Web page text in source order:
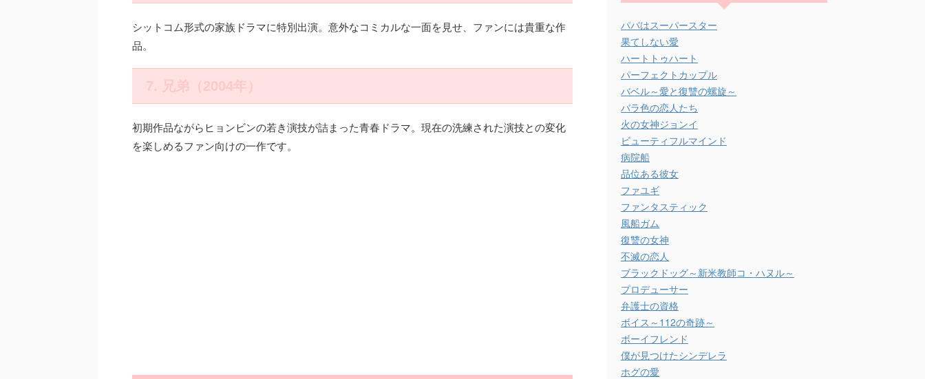
シットコム形式の家族ドラマに特別出演。意外なコミカルな一面を見せ、ファンには貴重な作
品。
7. 兄弟（2004年）
初期作品ながらヒョンビンの若き演技が詰まった青春ドラマ。現在の洗練された演技との変化
を楽しめるファン向けの一作です。
パパはスーパースター
果てしない愛
ハートトゥハート
パーフェクトカップル
バベル～愛と復讐の螺旋～
バラ色の恋人たち
火の女神ジョンイ
ビューティフルマインド
病院船
品位ある彼女
ファユギ
ファンタスティック
風船ガム
復讐の女神
不滅の恋人
ブラックドッグ～新米教師コ・ハヌル～
プロデューサー
弁護士の資格
ボイス～112の奇跡～
ボーイフレンド
僕が見つけたシンデレラ
ホグの愛